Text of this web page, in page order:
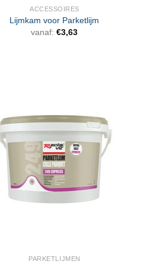
ACCESSOIRES
Lijmkam voor Parketlijm
vanaf:€3,63
PARKETLIJMEN